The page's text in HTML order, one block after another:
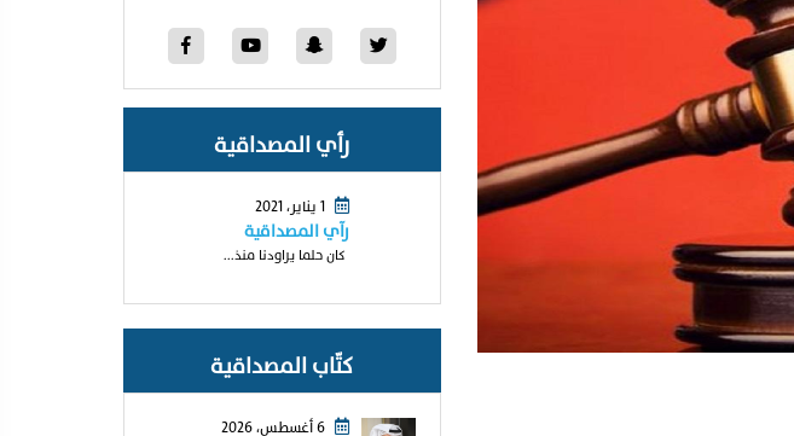
رأي المصداقية
رآي المصداقية
كان حلما يراودنا منذ...
كتّاب المصداقية